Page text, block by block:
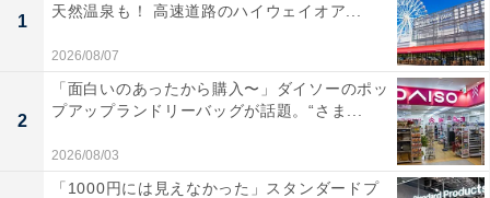
1
天然温泉も！ 高速道路のハイウェイオア...
2026/08/07
2
「面白いのあったから購入〜」ダイソーのポッ
プアップランドリーバッグが話題。“さま...
2026/08/03
「1000円には見えなかった」スタンダードプ